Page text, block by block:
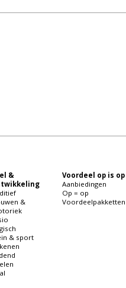
&
&
& sport
Voordeel op is op
Aanbiedingen
Op = op
Voordeelpakketten